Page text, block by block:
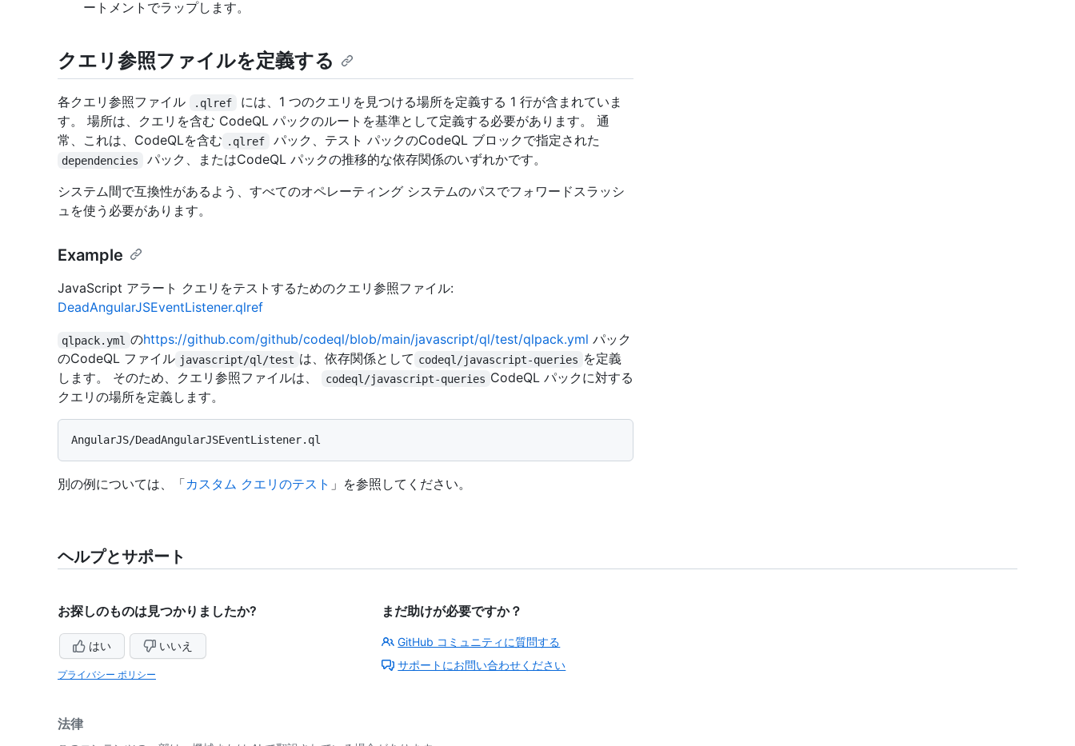
ートメントでラップします。
クエリ参照ファイルを定義する
各クエリ参照ファイル .qlref
には、1 つのクエリを見つける場所を定義する 1 行が含まれていま
す。 場所は、クエリを含む CodeQL パックのルートを基準として定義する必要があります。 通
常、これは、CodeQLを含む .qlref パック、テスト パックのCodeQL ブロックで指定された
dependencies
パック、またはCodeQL パックの推移的な依存関係のいずれかです。
システム間で互換性があるよう、すべてのオペレーティング システムのパスでフォワードスラッシ
ュを使う必要があります。
Example
JavaScript アラート クエリをテストするためのクエリ参照ファイル:
DeadAngularJSEventListener.qlref
qlpack.yml のhttps://github.com/github/codeql/blob/main/javascript/ql/test/qlpack.yml パック
のCodeQL ファイル javascript/ql/test は、依存関係として codeql/javascript-queries を定義
します。 そのため、クエリ参照ファイルは、
codeql/javascript-queries CodeQL パックに対する
クエリの場所を定義します。
別の例については、「カスタム クエリのテスト 」を参照してください。
ヘルプとサポート
お探しのものは見つかりましたか?
はい いいえ
プライバシー ポリシー
まだ助けが必要ですか？
GitHub コミュニティに質問する
サポートにお問い合わせください
法律